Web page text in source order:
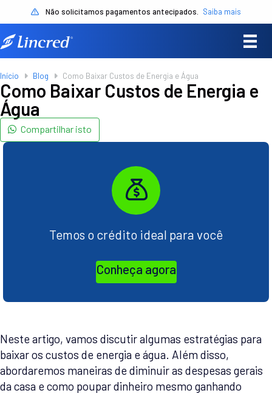
Não solicitamos pagamentos antecipados. Saiba mais
Início Blog Como Baixar Custos de Energia e Água
Como Baixar Custos de Energia e
Água
Compartilhar isto
Temos o crédito ideal para você
Conheça agora
Neste artigo, vamos discutir algumas estratégias para
baixar os custos de energia e água. Além disso,
abordaremos maneiras de diminuir as despesas gerais
da casa e como poupar dinheiro mesmo ganhando